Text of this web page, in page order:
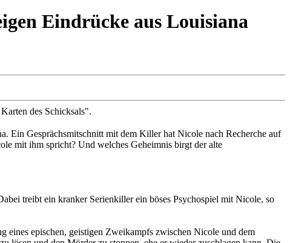
Eindrücke aus Louisiana
des Schicksals".
Ein Gesprächsmitschnitt mit dem Killer hat Nicole nach Recherche auf
mit ihm spricht? Und welches Geheimnis birgt der alte
treibt ein kranker Serienkiller ein böses Psychospiel mit Nicole, so
eines epischen, geistigen Zweikampfs zwischen Nicole und dem